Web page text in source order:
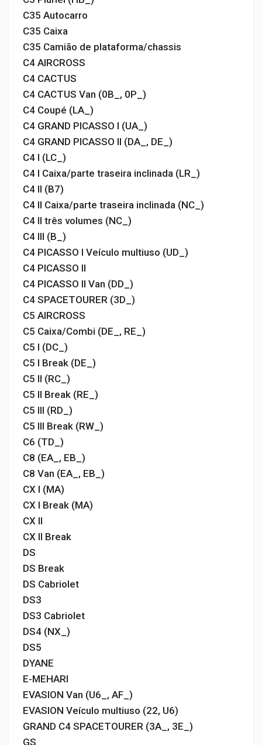
C35 Autocarro
C35 Caixa
C35 Camião de plataforma/chassis
C4 AIRCROSS
C4 CACTUS
C4 CACTUS Van (0B_, 0P_)
C4 Coupé (LA_)
C4 GRAND PICASSO I (UA_)
C4 GRAND PICASSO II (DA_, DE_)
C4 I (LC_)
C4 I Caixa/parte traseira inclinada (LR_)
C4 II (B7)
C4 II Caixa/parte traseira inclinada (NC_)
C4 II três volumes (NC_)
C4 III (B_)
C4 PICASSO I Veículo multiuso (UD_)
C4 PICASSO II
C4 PICASSO II Van (DD_)
C4 SPACETOURER (3D_)
C5 AIRCROSS
C5 Caixa/Combi (DE_, RE_)
C5 I (DC_)
C5 I Break (DE_)
C5 II (RC_)
C5 II Break (RE_)
C5 III (RD_)
C5 III Break (RW_)
C6 (TD_)
C8 (EA_, EB_)
C8 Van (EA_, EB_)
CX I (MA)
CX I Break (MA)
CX II
CX II Break
DS
DS Break
DS Cabriolet
DS3
DS3 Cabriolet
DS4 (NX_)
DS5
DYANE
E-MEHARI
EVASION Van (U6_, AF_)
EVASION Veículo multiuso (22, U6)
GRAND C4 SPACETOURER (3A_, 3E_)
GS